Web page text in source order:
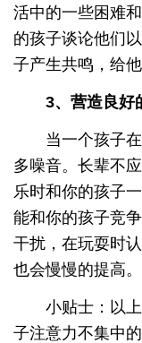
活中的一些困难
的孩子谈论他们
子产生共鸣，给
3、营造良好
当一个孩子在
多噪音。长辈不
乐时和你的孩子
能和你的孩子竞
干扰，在玩耍时
也会慢慢的提高。
小贴士：以上
子注意力不集中